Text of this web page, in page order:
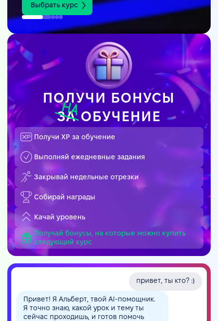
Выбрать курс
ПОЛУЧИ БОНУСЫ
ЗАОБУЧЕНИЕ
Получи XP за обучение
Выполняй ежедневные задания
Закрывай недельные отрезки
Собирай награды
Качай уровень
Получай бонусы, на которые можно купить
следующий курс
привет, ты кто? :)
Привет! Я Альберт, твой AI-помощник.
Я точно знаю, какой урок и тему ты
сейчас проходишь, и готов помочь